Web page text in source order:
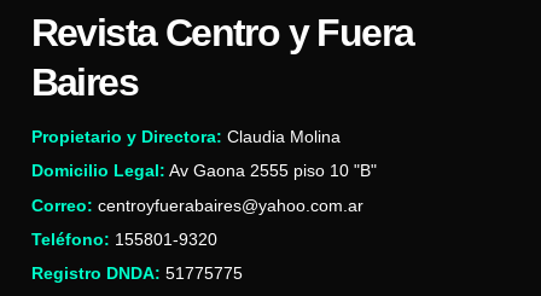
Revista Centro y Fuera
Baires
Propietario y Directora: Claudia Molina
Domicilio Legal: Av Gaona 2555 piso 10 "B"
Correo: centroyfuerabaires@yahoo.com.ar
Teléfono: 155801-9320
Registro DNDA: 51775775